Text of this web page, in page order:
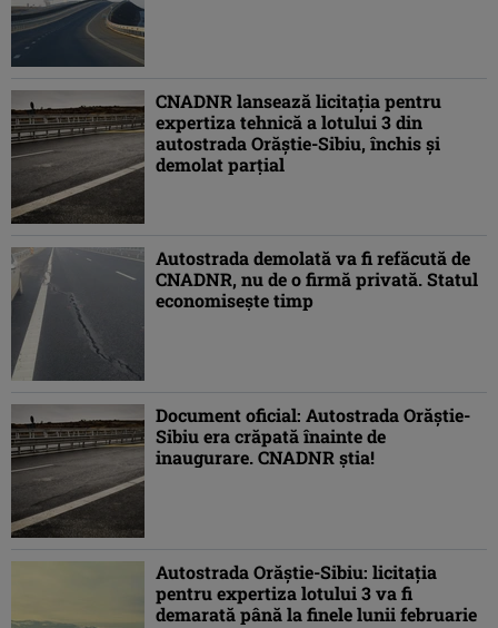
CNADNR lansează licitaţia pentru
expertiza tehnică a lotului 3 din
autostrada Orăştie-Sibiu, închis şi
demolat parţial
Autostrada demolată va fi refăcută de
CNADNR, nu de o firmă privată. Statul
economiseşte timp
Document oficial: Autostrada Orăştie-
Sibiu era crăpată înainte de
inaugurare. CNADNR ştia!
Autostrada Orăştie-Sibiu: licitaţia
pentru expertiza lotului 3 va fi
demarată până la finele lunii februarie